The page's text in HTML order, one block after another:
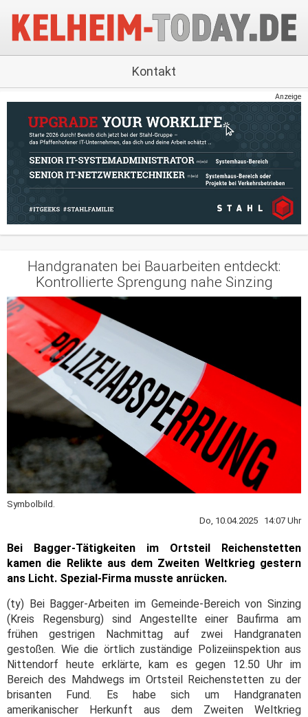
Kontakt
Anzeige
Handgranaten bei Bauarbeiten entdeckt:
Kontrollierte Sprengung nahe Sinzing
Symbolbild.
Do, 10.04.2025 14:07 Uhr
Bei Bagger-Tätigkeiten im Ortsteil Reichenstetten
kamen die Relikte aus dem Zweiten Weltkrieg gestern
ans Licht. Spezial-Firma musste anrücken.
(ty) Bei Bagger-Arbeiten im Gemeinde-Bereich von Sinzing
(Kreis Regensburg) sind Angestellte einer Baufirma am
frühen gestrigen Nachmittag auf zwei Handgranaten
gestoßen. Wie die örtlich zuständige Polizeiinspektion aus
Nittendorf heute erklärte, kam es gegen 12.50 Uhr im
Bereich des Mahdwegs im Ortsteil Reichenstetten zu der
brisanten Fund. Es habe sich um Handgranaten
amerikanischer Herkunft aus dem Zweiten Weltkrieg